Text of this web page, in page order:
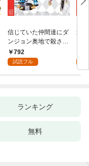
信じていた仲間達にダ
ンジョン奥地で殺され
かけたがギフト『無限
ガチャ』でレベル９９
（１）
792
試読フル
追
強
～
ランキング
無料